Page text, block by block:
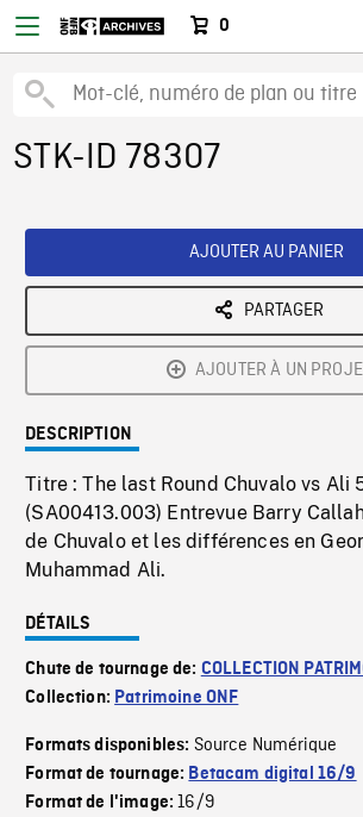
0
STK-ID 78307
AJOUTER AU PANIER
PARTAGER
AJOUTER À UN
DESCRIPTION
Titre : The last Round Chuvalo vs Ali
(SA00413.003) Entrevue Barry
de Chuvalo et les différences en
Muhammad Ali.
DÉTAILS
Chute de tournage de: COLLECTION
Collection: Patrimoine ONF
Formats disponibles: Source Numérique
Format de tournage: Betacam digital 16/9
Format de l'image:16/9